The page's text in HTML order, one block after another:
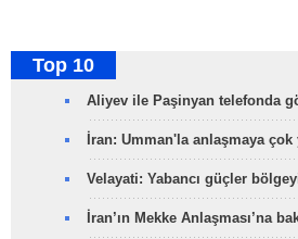
Top 10
Aliyev ile Paşinyan telefonda
İran: Umman'la anlaşmaya çok
Velayati: Yabancı güçler
İran’ın Mekke Anlaşması’na